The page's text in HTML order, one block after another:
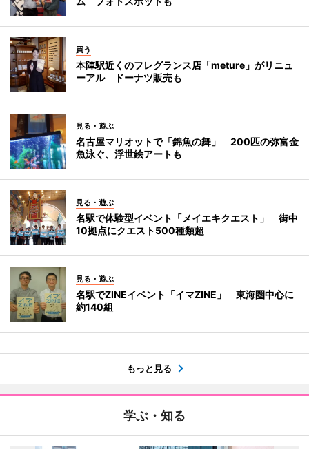
買う
本陣駅近くのフレグランス店「meture」がリニュ
ーアル ドーナツ販売も
見る・遊ぶ
名古屋マリオットで「錦魚の舞」 200匹の弥富金
魚泳ぐ、浮世絵アートも
見る・遊ぶ
名駅で体験型イベント「メイエキクエスト」 街中
10拠点にクエスト500種類超
見る・遊ぶ
名駅でZINEイベント「イマZINE」 東海圏中心に
約140組
もっと見る
学ぶ・知る